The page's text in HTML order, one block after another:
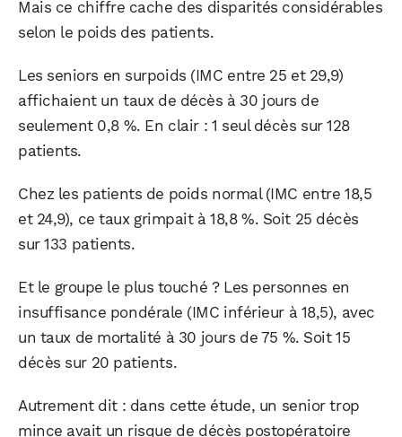
Mais ce chiffre cache des disparités considérables
selon le poids des patients.
Les seniors en surpoids (IMC entre 25 et 29,9)
affichaient un taux de décès à 30 jours de
seulement 0,8 %. En clair : 1 seul décès sur 128
patients.
Chez les patients de poids normal (IMC entre 18,5
et 24,9), ce taux grimpait à 18,8 %. Soit 25 décès
sur 133 patients.
Et le groupe le plus touché ? Les personnes en
insuffisance pondérale (IMC inférieur à 18,5), avec
un taux de mortalité à 30 jours de 75 %. Soit 15
décès sur 20 patients.
Autrement dit : dans cette étude, un senior trop
mince avait un risque de décès postopératoire